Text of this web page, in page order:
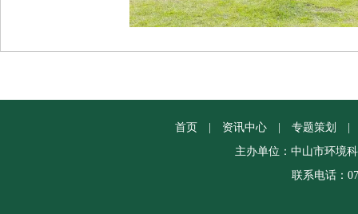
首页 资讯中心 专题策划
主办单位：中山市环境
联系电话：